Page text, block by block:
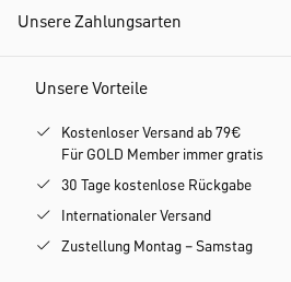
Unsere Zahlungsarten
Unsere Vorteile
Kostenloser Versand ab 79€
Für GOLD Member immer gratis
30 Tage kostenlose Rückgabe
Internationaler Versand
Zustellung Montag – Samstag